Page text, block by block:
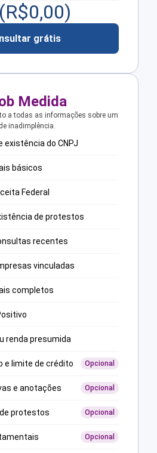
(R$0,00)
grátis
Medida
a todas as informações sobre um
inadimplência.
existência do CNPJ
básicos
Federal
de protestos
recentes
vinculadas
completos
renda presumida
e limite de crédito Opcional
e anotações Opcional
protestos Opcional
Opcional